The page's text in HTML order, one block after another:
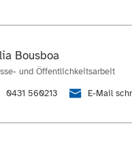
Bousboa
und Öffentlichkeitsarbeit
0431 560213 E-Mail